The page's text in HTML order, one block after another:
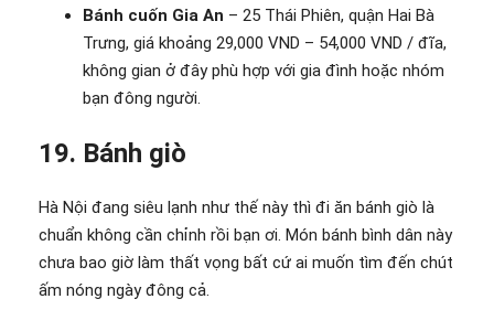
Bánh cuốn Gia An – 25 Thái Phiên, quận Hai Bà
Trưng, giá khoảng 29,000 VND – 54,000 VND / đĩa,
không gian ở đây phù hợp với gia đình hoặc nhóm
bạn đông người.
19. Bánh giò
Hà Nội đang siêu lạnh như thế này thì đi ăn bánh giò là
chuẩn không cần chỉnh rồi bạn ơi. Món bánh bình dân này
chưa bao giờ làm thất vọng bất cứ ai muốn tìm đến chút
ấm nóng ngày đông cả.